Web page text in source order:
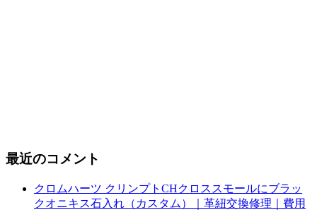
最近のコメント
クロムハーツ クリンプトCHクロススモールにブラッ
クオニキス石入れ（カスタム）｜革紐交換修理｜費用